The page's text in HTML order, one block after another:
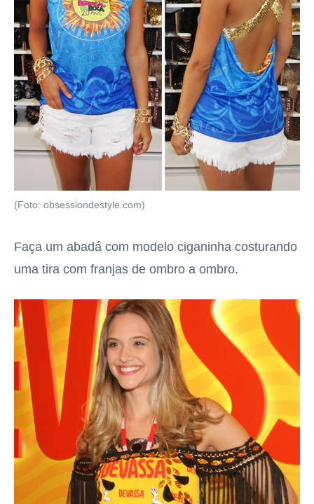
(Foto: obsessiondestyle.com)
Faça um abadá com modelo ciganinha costurando
uma tira com franjas de ombro a ombro.